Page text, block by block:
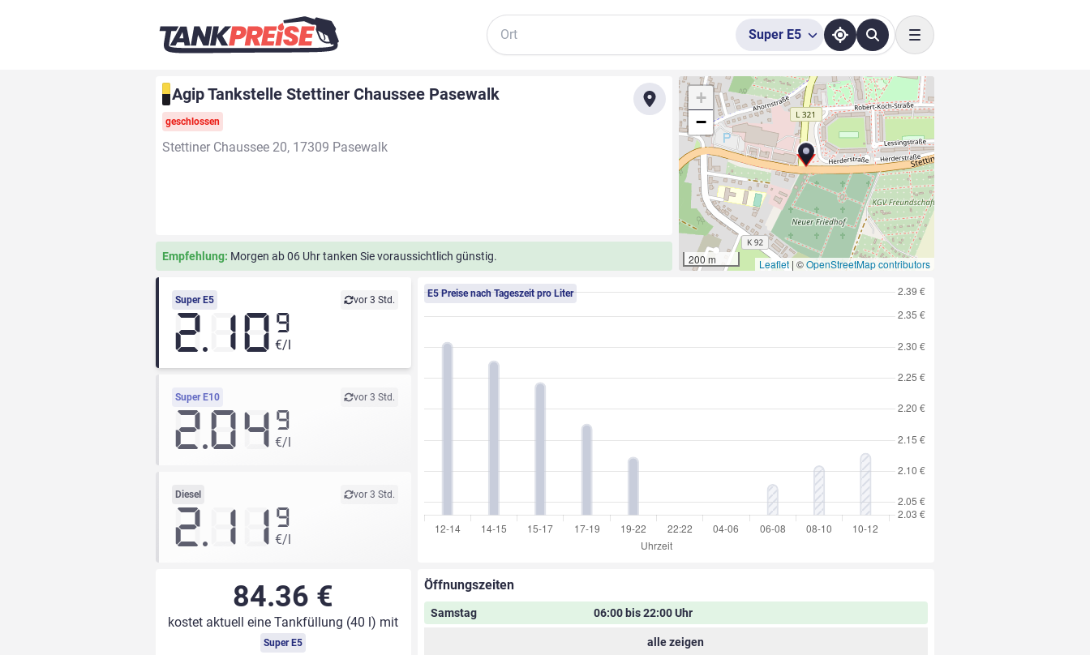
Suche
Super E5
Toggle navigation
Agip Tankstelle Stettiner Chaussee Pasewalk
geschlossen
Stettiner Chaussee 20, 17309 Pasewalk
Empfehlung: Morgen ab 06 Uhr tanken Sie voraussichtlich günstig.
+
−
200 m Leaflet | ©OpenStreetMap contributors
Super E5 vor 3 Std.
2.10 9
€/l
Super E10 vor 3 Std.
2.04 9
€/l
Diesel vor 3 Std.
2.11 9
€/l
E5 Preise nach Tageszeit pro Liter
84.36 €
kostet aktuell eine Tankfüllung (40 l) mit
Super E5
Öffnungszeiten
Samstag 06:00 bis 22:00 Uhr
alle zeigen